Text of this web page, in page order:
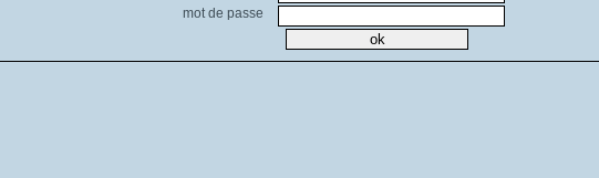
mot de passe